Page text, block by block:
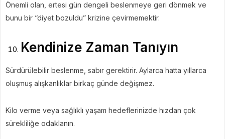
Önemli olan, ertesi gün dengeli beslenmeye geri dönmek ve
bunu bir “diyet bozuldu” krizine çevirmemektir.
Kendinize Zaman Tanıyın
Sürdürülebilir beslenme, sabır gerektirir. Aylarca hatta yıllarca
oluşmuş alışkanlıklar birkaç günde değişmez.
Kilo verme veya sağlıklı yaşam hedeflerinizde hızdan çok
sürekliliğe odaklanın.